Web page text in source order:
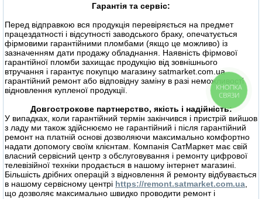
Гарантія та сервіс:
Перед відправкою вся продукція перевіряється на предмет
працездатності і відсутності заводського браку, опечатується
фірмовими гарантійними пломбами (якщо це можливо) із
зазначенням дати продажу обладнання. Наявність фірмової
гарантійної пломби захищає продукцію від зовнішнього
втручання і гарантує покупцю магазину satmarket.com.ua
гарантійний ремонт або відповідну заміну в разі неможливості
відновлення купленої продукції.
Довгострокове партнерство, якість і надійність:
У випадках, коли гарантійний термін закінчився і пристрій вийшов
з ладу ми також здійснюємо не гарантійний і після гарантійний
ремонт на платній основі дозволяючи максимально комфортно
надати допомогу своїм клієнтам. Компанія СатМаркет має свій
власний сервісний центр з обслуговування і ремонту цифрової
телевізійної техніки продається в нашому інтернет магазині.
Більшість дрібних операцій з відновлення й ремонту відбувається
в нашому сервісному центрі https://remont.satmarket.com.ua
що дозволяє максимально швидко проводити ремонт і
КНОПКА
СВЯЗИ